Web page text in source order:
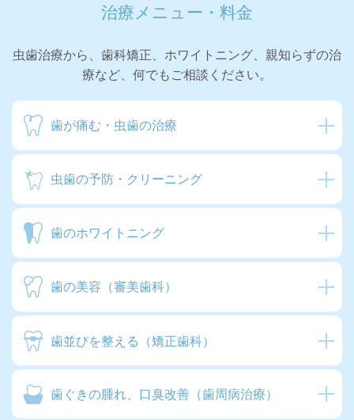
治療メニュー・料金
虫歯治療から、歯科矯正、ホワイトニング、親知らずの治
療など、何でもご相談ください。
歯が痛む・ 虫歯の治療
虫歯の予防・ クリーニング
歯のホワイトニング
歯の美容 （審美歯科）
歯並びを整える （矯正歯科）
歯ぐきの腫れ、 口臭改善 （歯周病治療）